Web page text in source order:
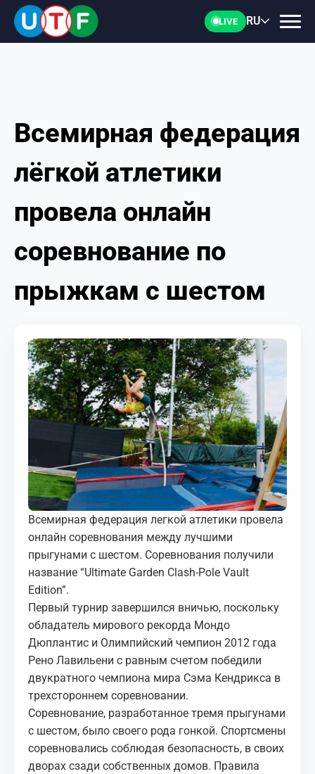
LIVE RU
ГЛАВНАЯ
ФТУ
НОВОСТИ
ДОКУМЕНТЫ
ПЕРСОНАЛИИ
КОРТЫ
КОНТАКТЫ
Всемирная федерация
лёгкой атлетики
провела онлайн
соревнование по
прыжкам с шестом
Всемирная федерация легкой атлетики провела
онлайн соревнования между лучшими
прыгунами с шестом. Соревнования получили
название “Ultimate Garden Clash-Pole Vault
Edition”.
Первый турнир завершился вничью, поскольку
обладатель мирового рекорда Мондо
Дюплантис и Олимпийский чемпион 2012 года
Рено Лавильени с равным счетом победили
двукратного чемпиона мира Сэма Кендрикса в
трехстороннем соревновании.
Соревнование, разработанное тремя прыгунами
с шестом, было своего рода гонкой. Спортсмены
соревновались соблюдая безопасность, в своих
дворах сзади собственных домов. Правила